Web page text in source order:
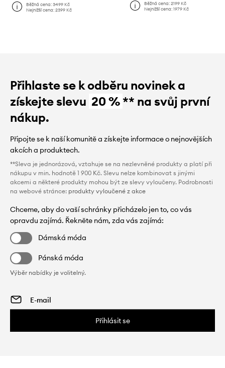
Běžná cena:3499 Kč
Nejnižší cena:2399 Kč
Běžná cena: 2199 Kč
Nejnižší cena: 1979 Kč
Přihlaste se k odběru novinek a
získejte slevu 20 %** na svůj první
nákup.
Připojte se k naší komunitě a získejte informace o nejnovějších
akcích a produktech.
**Sleva je jednorázová, vztahuje se na nezlevněné produkty a platí při
nákupu v min. hodnotě 1 900 Kč. Slevu nelze kombinovat s jinými
akcemi a některé produkty mohou být ze slevy vyloučeny. Podrobnosti
na webové stránce: produkty vyloučené z akce
Chceme, aby do vaší schránky přicházelo jen to, co vás
opravdu zajímá. Řekněte nám, zda vás zajímá:
Dámská móda
Pánská móda
Výběr nabídky je volitelný.
Přihlásit se